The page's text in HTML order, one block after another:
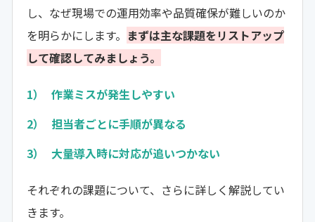
し、なぜ現場での運用効率や品質確保が難しいのか
を明らかにします。 まずは主な課題をリストアップ
して確認してみましょう。
作業ミスが発生しやすい
担当者ごとに手順が異なる
大量導入時に対応が追いつかない
それぞれの課題について、さらに詳しく解説してい
きます。